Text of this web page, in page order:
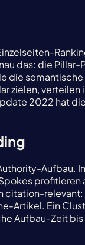
das: die
die
zielen, verteilen
2022 hat
Artikel. Ein
Aufbau-Zeit